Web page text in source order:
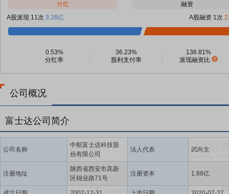
分红
融资
A股派现 11次 3.28亿 A股融资 1次
0.53%
分红率
36.23%
股利支付率
136.81%
派现融资比
公司概况
富士达公司简介
公司名称
中航富士达科技股
份有限公司
法人代表 武向文
注册地址
陕西省西安市高新
区锦业路71号
注册资本 1.88亿